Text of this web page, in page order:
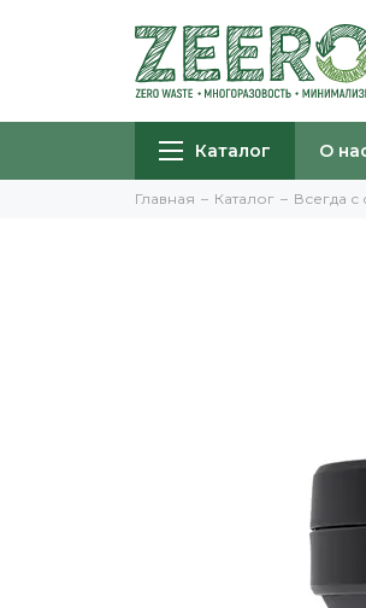
Каталог О
Главная Каталог Всегда с